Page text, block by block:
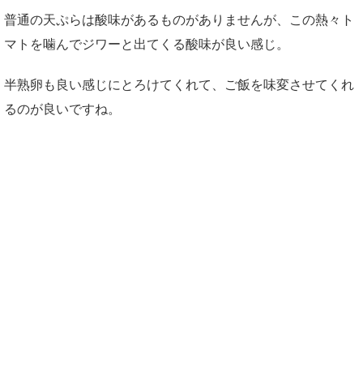
普通の天ぷらは酸味があるものがありませんが、この熱々ト
マトを噛んでジワーと出てくる酸味が良い感じ。
半熟卵も良い感じにとろけてくれて、ご飯を味変させてくれ
るのが良いですね。